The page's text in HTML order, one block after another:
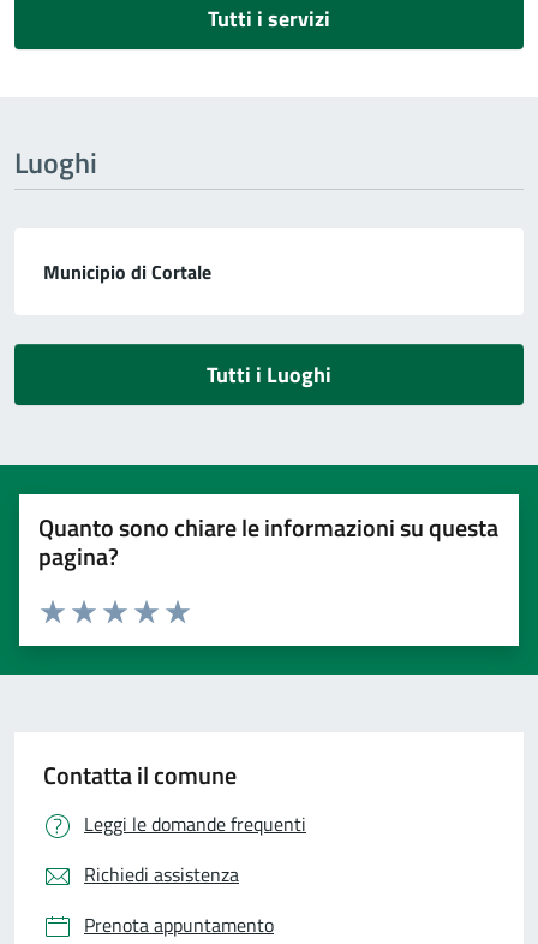
Tutti i servizi
Luoghi
Municipio di Cortale
Tutti i Luoghi
Quanto sono chiare le informazioni su questa
pagina?
Valuta 5 stelle su 5
Valuta 4 stelle su 5
Valuta 3 stelle su 5
Valuta 2 stelle su 5
Valuta 1 stelle su 5
Contatta il comune
Leggi le domande frequenti
Richiedi assistenza
Prenota appuntamento